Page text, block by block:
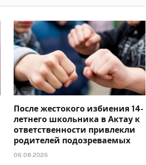
После жестокого избиения 14-
летнего школьника в Актау к
ответственности привлекли
родителей подозреваемых
06.08.2026